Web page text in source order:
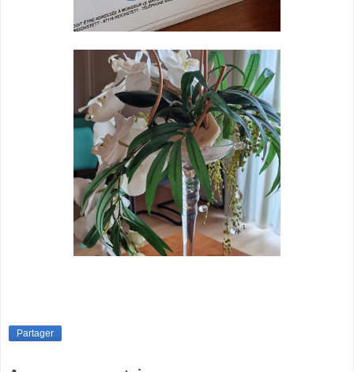
Partager